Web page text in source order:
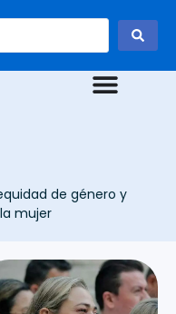
de género y
mujer